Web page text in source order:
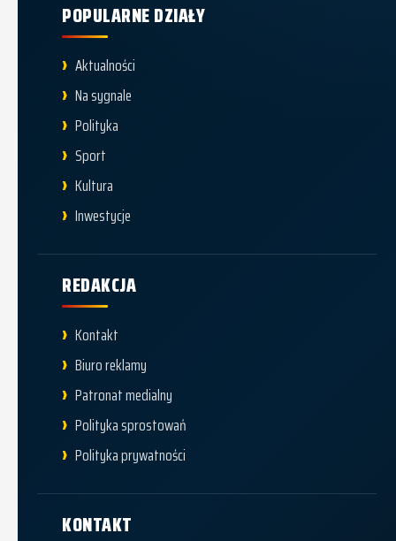
POPULARNE DZIAŁY
Aktualności
Na sygnale
Polityka
Sport
Kultura
Inwestycje
REDAKCJA
Kontakt
Biuro reklamy
Patronat medialny
Polityka sprostowań
Polityka prywatności
KONTAKT